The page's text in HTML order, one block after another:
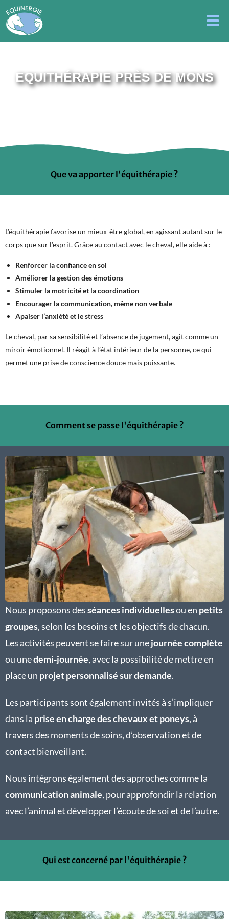
EQUITHÉRAPIE PRÈS DE MONS
Que va apporter l'équithérapie ?
L’équithérapie favorise un mieux-être global, en agissant autant sur le
corps que sur l’esprit. Grâce au contact avec le cheval, elle aide à :
Renforcer la confiance en soi
Améliorer la gestion des émotions
Stimuler la motricité et la coordination
Encourager la communication, même non verbale
Apaiser l’anxiété et le stress
Le cheval, par sa sensibilité et l’absence de jugement, agit comme un
miroir émotionnel. Il réagit à l’état intérieur de la personne, ce qui
permet une prise de conscience douce mais puissante.
Comment se passe l'équithérapie ?
Nous proposons desséances individuellesou en petits
groupes, selon les besoins et les objectifs de chacun.
Les activités peuvent se faire sur unejournée complète
ou unedemi-journée, avec la possibilité de mettre en
place un projet personnalisé sur demande.
Les participants sont également invités à s’impliquer
dans la prise en charge des chevaux et poneys, à
travers des moments de soins, d’observation et de
contact bienveillant.
Nous intégrons également des approches comme la
communication animale, pour approfondir la relation
avec l’animal et développer l’écoute de soi et de l’autre.
Qui est concerné par l'équithérapie ?